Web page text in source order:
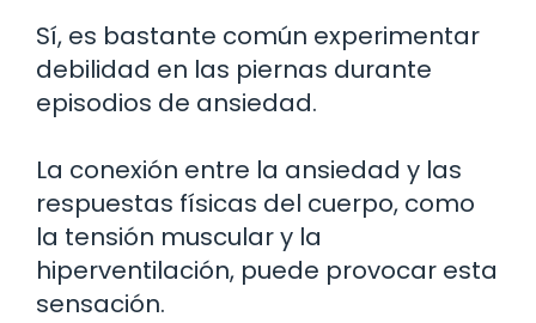
Sí, es bastante común experimentar
debilidad en las piernas durante
episodios de ansiedad.
La conexión entre la ansiedad y las
respuestas físicas del cuerpo, como
la tensión muscular y la
hiperventilación, puede provocar esta
sensación.